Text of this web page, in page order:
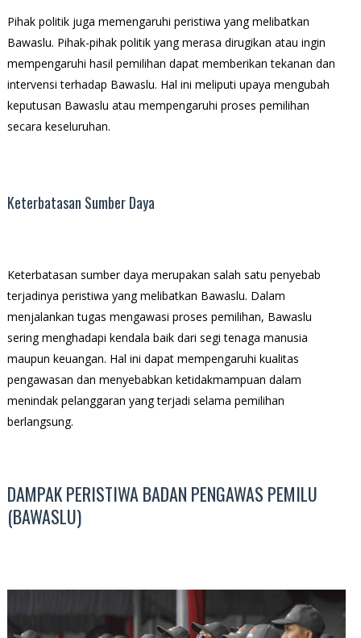
Pihak politik juga memengaruhi peristiwa yang melibatkan
Bawaslu. Pihak-pihak politik yang merasa dirugikan atau ingin
mempengaruhi hasil pemilihan dapat memberikan tekanan dan
intervensi terhadap Bawaslu. Hal ini meliputi upaya mengubah
keputusan Bawaslu atau mempengaruhi proses pemilihan
secara keseluruhan.
Keterbatasan Sumber Daya
Keterbatasan sumber daya merupakan salah satu penyebab
terjadinya peristiwa yang melibatkan Bawaslu. Dalam
menjalankan tugas mengawasi proses pemilihan, Bawaslu
sering menghadapi kendala baik dari segi tenaga manusia
maupun keuangan. Hal ini dapat mempengaruhi kualitas
pengawasan dan menyebabkan ketidakmampuan dalam
menindak pelanggaran yang terjadi selama pemilihan
berlangsung.
DAMPAK PERISTIWA BADAN PENGAWAS PEMILU
(BAWASLU)